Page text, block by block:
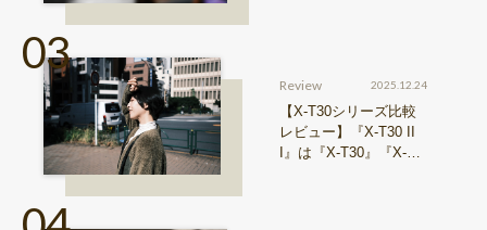
Review 2025.12.24
【X-T30シリーズ比較
レビュー】『X-T30 II
I』は『X-T30』『X-T3